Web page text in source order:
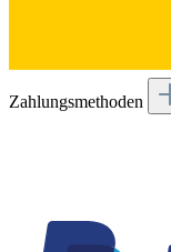
Zahlungsmethoden